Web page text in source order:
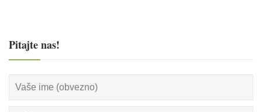
Pitajte nas!